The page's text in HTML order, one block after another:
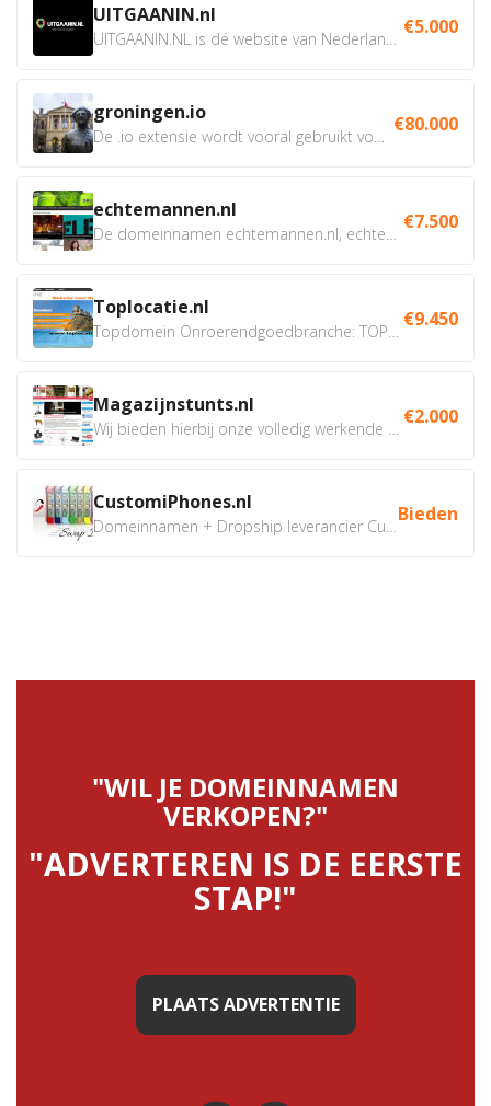
UITGAANIN.nl €5.000
groningen.io €80.000
echtemannen.nl €7.500
Toplocatie.nl €9.450
Magazijnstunts.nl €2.000
CustomiPhones.nl Bieden
"WIL JE DOMEINNAMEN
VERKOPEN?"
"ADVERTEREN IS DE EERSTE
STAP!"
PLAATS ADVERTENTIE